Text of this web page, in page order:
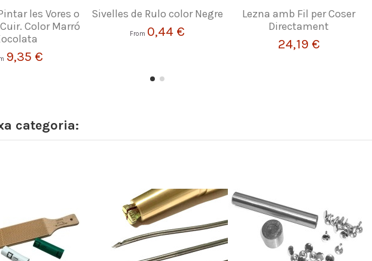
les Vores o
Color Marró
9,35 €
Sivelles de Rulo color Negre
From 0,44 €
Lezna amb Fil per Coser
Directament
24,19 €
categoria: